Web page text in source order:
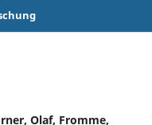
Olaf, Fromme,